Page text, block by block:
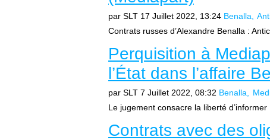
par SLT 17 Juillet 2022, 13:24 Benalla
Contrats russes d’Alexandre Benalla :
Perquisition à
l’État dans l’affaire
par SLT 7 Juillet 2022, 08:32 Benalla
Le jugement consacre la liberté
Contrats avec des